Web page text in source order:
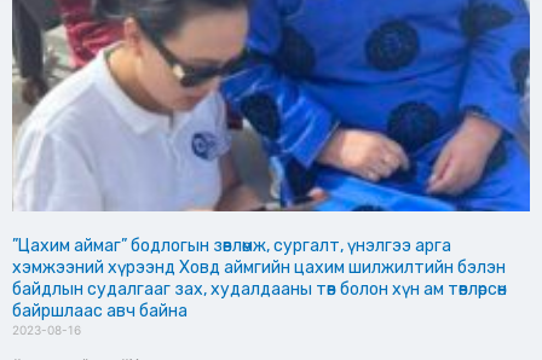
”Цахим аймаг” бодлогын зөвлөмж, сургалт, үнэлгээ арга
хэмжээний хүрээнд Ховд аймгийн цахим шилжилтийн бэлэн
байдлын судалгааг зах, худалдааны төв болон хүн ам төвлөрсөн
байршлаас авч байна
2023-08-16